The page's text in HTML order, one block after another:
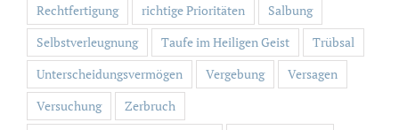
Rechtfertigung
richtige Prioritäten
Salbung
Selbstverleugnung
Taufe im Heiligen Geist
Trübsal
Unterscheidungsvermögen
Vergebung
Versagen
Versuchung
Zerbruch